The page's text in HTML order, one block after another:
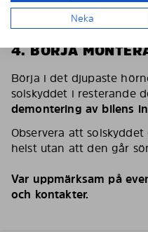
4. BÖRJA
Börja i det djupaste
solskyddet i resterande
demontering av bilens
Observera att
helst utan att den går
Var uppmärksam på
och kontakter.
Neka